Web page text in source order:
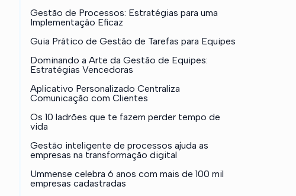
Gestão de Processos: Estratégias para uma
Implementação Eficaz
Guia Prático de Gestão de Tarefas para Equipes
Dominando a Arte da Gestão de Equipes:
Estratégias Vencedoras
Aplicativo Personalizado Centraliza
Comunicação com Clientes
Os 10 ladrões que te fazem perder tempo de
vida
Gestão inteligente de processos ajuda as
empresas na transformação digital
Ummense celebra 6 anos com mais de 100 mil
empresas cadastradas